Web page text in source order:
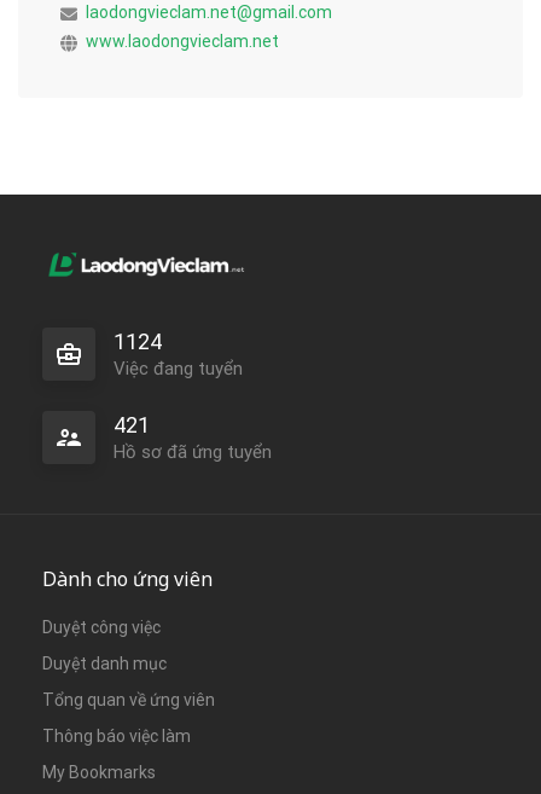
laodongvieclam.net@gmail.com
www.laodongvieclam.net
1124
Việc đang tuyển
421
Hồ sơ đã ứng tuyển
Dành cho ứng viên
Duyệt công việc
Duyệt danh mục
Tổng quan về ứng viên
Thông báo việc làm
My Bookmarks